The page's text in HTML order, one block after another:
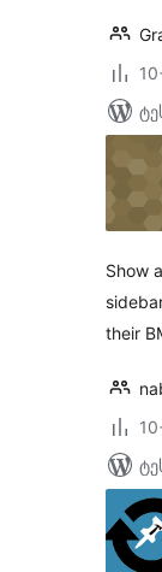
Show
their